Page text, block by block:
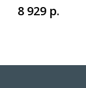
8 929 р.